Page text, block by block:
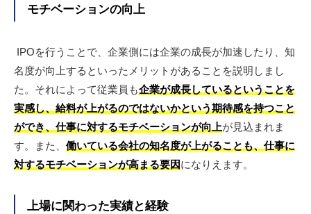
モチベーションの向上
IPOを行うことで、企業側には企業の成長が加速したり、知
名度が向上するといったメリットがあることを説明しまし
た。それによって従業員も企業が成長しているということを
実感し、給料が上がるのではないかという期待感を持つこと
ができ、仕事に対するモチベーションが向上が見込まれま
す。また、 働いている会社の知名度が上がることも、仕事に
対するモチベーションが高まる要因になりえます。
上場に関わった実績と経験